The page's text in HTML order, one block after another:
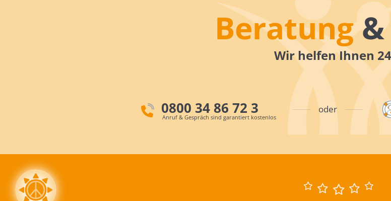
Beratung&
Wir helfen Ihnen
0800 34 86 72 3
Anruf & Gespräch sind garantiert kostenlos
oder